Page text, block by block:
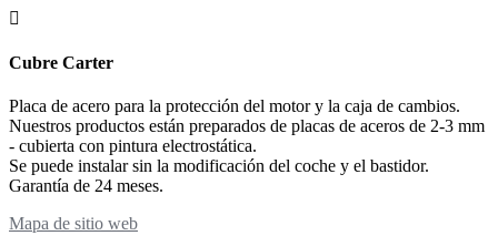
Cubre Carter
Placa de acero para la protección del motor y la caja de cambios.
Nuestros productos están preparados de placas de aceros de 2-3 mm
- cubierta con pintura electrostática.
Se puede instalar sin la modificación del coche y el bastidor.
Garantía de 24 meses.
Mapa de sitio web